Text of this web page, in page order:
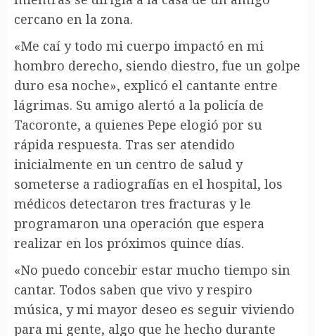
cercano en la zona.
«Me caí y todo mi cuerpo impactó en mi
hombro derecho, siendo diestro, fue un golpe
duro esa noche», explicó el cantante entre
lágrimas. Su amigo alertó a la policía de
Tacoronte, a quienes Pepe elogió por su
rápida respuesta. Tras ser atendido
inicialmente en un centro de salud y
someterse a radiografías en el hospital, los
médicos detectaron tres fracturas y le
programaron una operación que espera
realizar en los próximos quince días.
«No puedo concebir estar mucho tiempo sin
cantar. Todos saben que vivo y respiro
música, y mi mayor deseo es seguir viviendo
para mi gente, algo que he hecho durante